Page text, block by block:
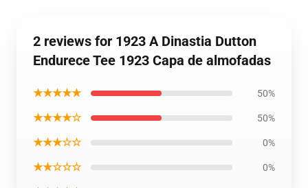
2 reviews for 1923 A Dinastia Dutton
Endurece Tee 1923 Capa de almofadas
★★★★★ 50%
★★★★☆ 50%
★★★☆☆ 0%
★★☆☆☆ 0%